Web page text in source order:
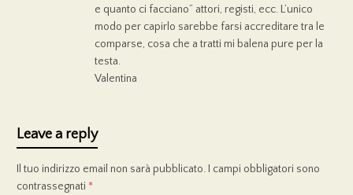
e quanto ci facciano” attori, registi, ecc. L’unico
modo per capirlo sarebbe farsi accreditare tra le
comparse, cosa che a tratti mi balena pure per la
testa.
Valentina
Leave a reply
Il tuo indirizzo email non sarà pubblicato.
I campi obbligatori sono
contrassegnati *